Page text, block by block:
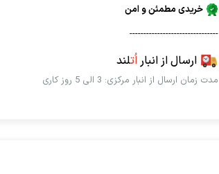
خریدی مطمئن و امن
--------------------------------
ارسال از انباراُتلند
مدت زمان ارسال از انبار مرکزی: 3 الی 5 روز کاری